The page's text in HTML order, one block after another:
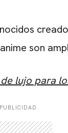
son
lujo para